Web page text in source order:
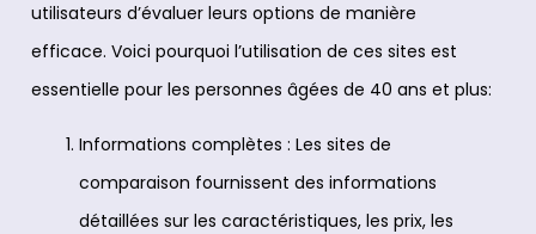
utilisateurs d’évaluer leurs options de manière
efficace. Voici pourquoi l’utilisation de ces sites est
essentielle pour les personnes âgées de 40 ans et plus:
Informations complètes : Les sites de
comparaison fournissent des informations
détaillées sur les caractéristiques, les prix, les